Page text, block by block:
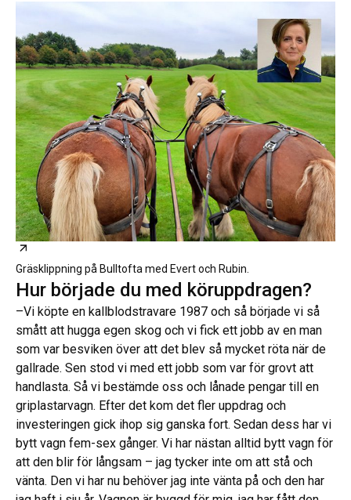
Gräsklippning på Bulltofta med Evert och Rubin.
Hur började du med köruppdragen?
–Vi köpte en kallblodstravare 1987 och så började vi så
smått att hugga egen skog och vi fick ett jobb av en man
som var besviken över att det blev så mycket röta när de
gallrade. Sen stod vi med ett jobb som var för grovt att
handlasta. Så vi bestämde oss och lånade pengar till en
griplastarvagn. Efter det kom det fler uppdrag och
investeringen gick ihop sig ganska fort. Sedan dess har vi
bytt vagn fem-sex gånger. Vi har nästan alltid bytt vagn för
att den blir för långsam – jag tycker inte om att stå och
vänta. Den vi har nu behöver jag inte vänta på och den har